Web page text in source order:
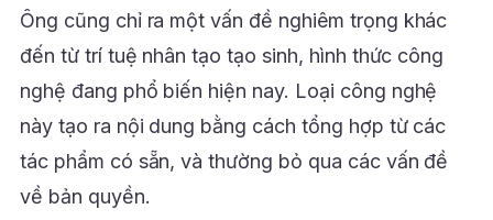
Ông cũng chỉ ra một vấn đề nghiêm trọng khác
đến từ trí tuệ nhân tạo tạo sinh, hình thức công
nghệ đang phổ biến hiện nay. Loại công nghệ
này tạo ra nội dung bằng cách tổng hợp từ các
tác phẩm có sẵn, và thường bỏ qua các vấn đề
về bản quyền.